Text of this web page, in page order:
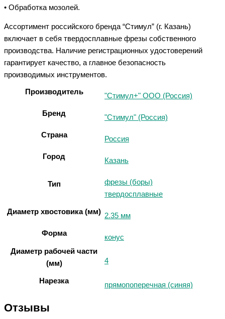
• Обработка мозолей.
Ассортимент российского бренда “Стимул” (г. Казань)
включает в себя твердосплавные фрезы собственного
производства. Наличие регистрационных удостоверений
гарантирует качество, а главное безопасность
производимых инструментов.
Производитель "Стимул+" ООО (Россия)
Бренд "Стимул" (Россия)
Страна Россия
Город Казань
Тип
фрезы (боры)
твердосплавные
Диаметр хвостовика (мм) 2.35 мм
Форма
конус
Диаметр рабочей части
(мм)
4
Нарезка прямопоперечная (синяя)
Отзывы